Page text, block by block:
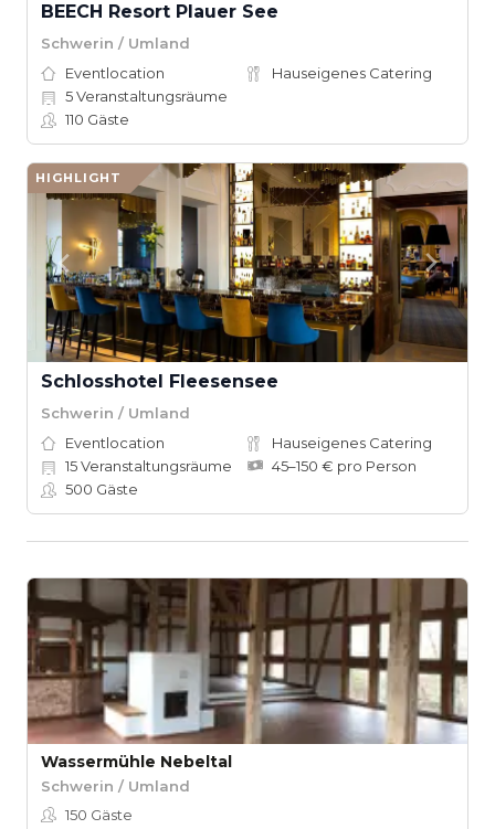
BEECH Resort Plauer See
Schwerin / Umland
Eventlocation
Hauseigenes Catering
5Veranstaltungsräume
110 Gäste
HIGHLIGHT
Schlosshotel Fleesensee
Schwerin / Umland
Eventlocation
Hauseigenes Catering
15Veranstaltungsräume
45–150 € pro Person
500 Gäste
Wassermühle Nebeltal
Schwerin / Umland
150 Gäste